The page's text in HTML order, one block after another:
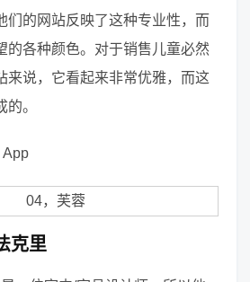
们的网站反映了这种专业性，而
的各种颜色。对于销售儿童必然
来说，它看起来非常优雅，而这
。
App
克里